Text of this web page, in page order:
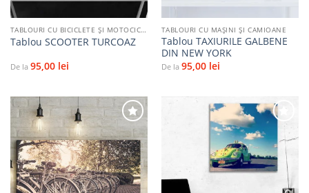
TABLOURI CU BICICLETE ŞI MOTOCICLETE
Tablou SCOOTER TURCOAZ
De la 95,00 lei
TABLOURI CU MAŞINI ŞI CAMIOANE
Tablou TAXIURILE GALBENE
DIN NEW YORK
De la 95,00 lei
Adaugă
la
favorite
Adaugă
la
favorite